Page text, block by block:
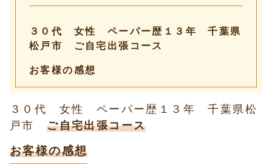
３０代 女性 ペーパー歴１３年 千葉県
松戸市 ご自宅出張コース
お客様の感想
３０代 女性 ペーパー歴１３年 千葉県松
戸市ご自宅出張コース
お客様の感想